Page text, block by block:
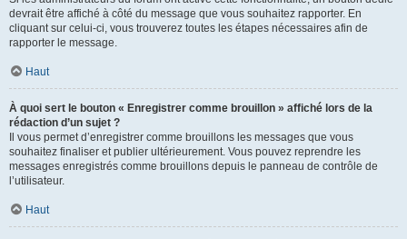
devrait être affiché à côté du message que vous souhaitez rapporter. En
cliquant sur celui-ci, vous trouverez toutes les étapes nécessaires afin de
rapporter le message.
Haut
À quoi sert le bouton « Enregistrer comme brouillon » affiché lors de la
rédaction d’un sujet ?
Il vous permet d’enregistrer comme brouillons les messages que vous
souhaitez finaliser et publier ultérieurement. Vous pouvez reprendre les
messages enregistrés comme brouillons depuis le panneau de contrôle de
l’utilisateur.
Haut